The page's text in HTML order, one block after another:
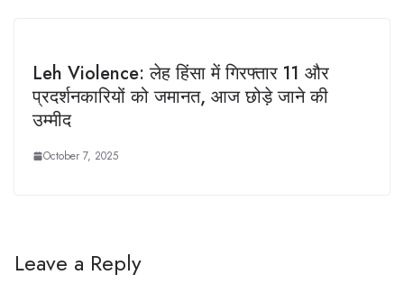
Leh Violence: लेह हिंसा में गिरफ्तार 11 और
प्रदर्शनकारियों को जमानत, आज छोड़े जाने की
उम्मीद
October 7, 2025
Leave a Reply